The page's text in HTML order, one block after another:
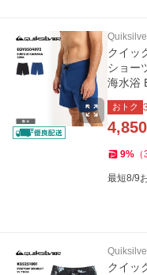
クイッ
ショー
海水浴
おトク
4,850
9% （
最短8/9
クイッ